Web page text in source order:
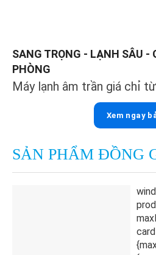
SANG TRỌNG - LẠNH SÂU -
PHÒNG
Máy lạnh âm trần giá chỉ từ
Xem ngay
SẢN PHẨM ĐỒNG